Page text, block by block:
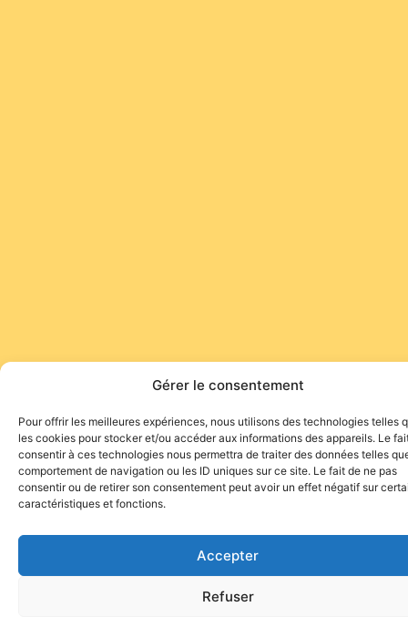
Gérer le consentement
Pour offrir les meilleures expériences, nous utilisons des technologies telles
les cookies pour stocker et/ou accéder aux informations des appareils. Le
consentir à ces technologies nous permettra de traiter des données telles
comportement de navigation ou les ID uniques sur ce site. Le fait de ne pas
consentir ou de retirer son consentement peut avoir un effet négatif sur
caractéristiques et fonctions.
Accepter
Refuser